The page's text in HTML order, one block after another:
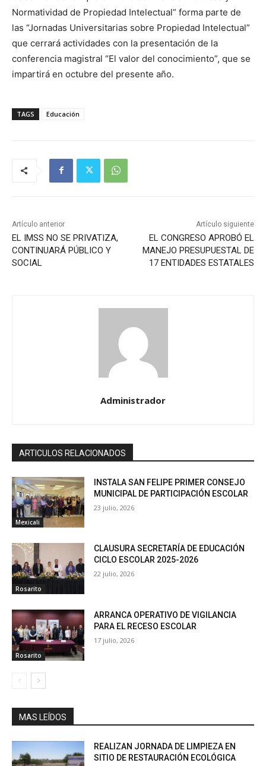
Normatividad de Propiedad Intelectual” forma parte de
las “Jornadas Universitarias sobre Propiedad Intelectual”
que cerrará actividades con la presentación de la
conferencia magistral “El valor del conocimiento”, que se
impartirá en octubre del presente año.
TAGS Educación
Artículo anterior
EL IMSS NO SE PRIVATIZA,
CONTINUARÁ PÚBLICO Y
SOCIAL
Artículo siguiente
EL CONGRESO APROBÓ EL
MANEJO PRESUPUESTAL DE
17 ENTIDADES ESTATALES
Administrador
ARTICULOS RELACIONADOS
Mexicali
INSTALA SAN FELIPE PRIMER CONSEJO
MUNICIPAL DE PARTICIPACIÓN ESCOLAR
23 julio, 2026
Rosarito
CLAUSURA SECRETARÍA DE EDUCACIÓN
CICLO ESCOLAR 2025-2026
22 julio, 2026
Rosarito
ARRANCA OPERATIVO DE VIGILANCIA
PARA EL RECESO ESCOLAR
17 julio, 2026
MAS LEÍDOS
REALIZAN JORNADA DE LIMPIEZA EN
SITIO DE RESTAURACIÓN ECOLÓGICA